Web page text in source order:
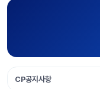
CP공지사항